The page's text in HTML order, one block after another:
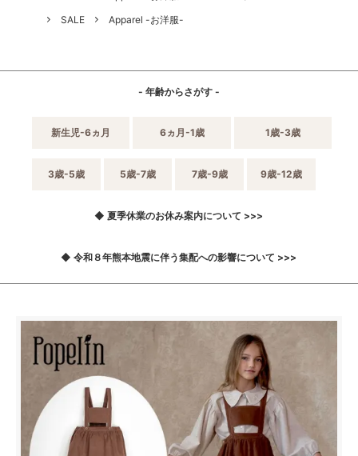
SALE
Apparel -お洋服-
- 年齢からさがす -
新生児-6ヵ月 6ヵ月-1歳 1歳-3歳
3歳-5歳 5歳-7歳 7歳-9歳 9歳-12歳
◆ 夏季休業のお休み案内について >>>
◆ 令和８年熊本地震に伴う集配への影響について >>>